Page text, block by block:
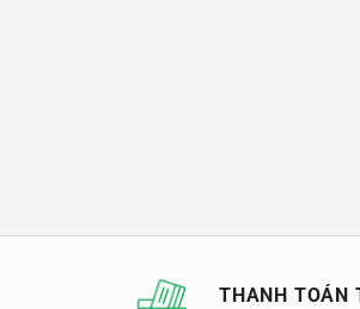
THANH TOÁN